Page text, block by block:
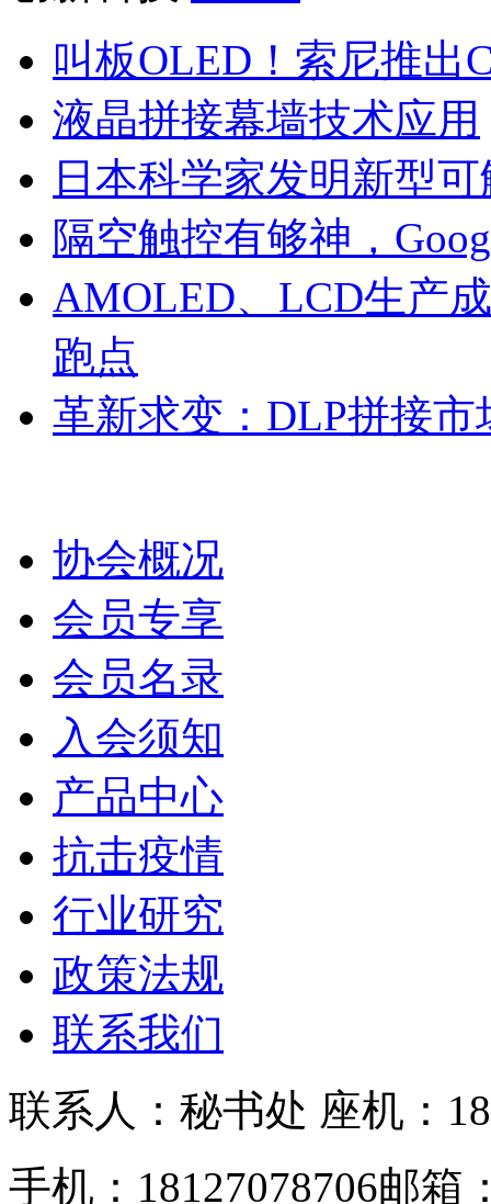
叫板OLED！索尼推出
液晶拼接幕墙技术应用
日本科学家发明新型
隔空触控有够神，
AMOLED、LCD生产
跑点
革新求变：DLP拼接
协会概况
会员专享
会员名录
入会须知
产品中心
抗击疫情
行业研究
政策法规
联系我们
联系人：秘书处 座机：
手机：18127078706邮箱